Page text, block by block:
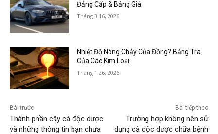
Đẳng Cấp & Bảng Giá
Tháng 3 16, 2026
Nhiệt Độ Nóng Chảy Của Đồng? Bảng Tra
Của Các Kim Loại
Tháng 1 26, 2026
Bài trước
Thành phần cây cà độc dược
và những thông tin bạn chưa
Bài tiếp theo
Trường hợp không nên sử
dụng cà độc dược chữa bệnh